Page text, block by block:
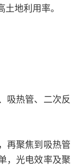
地利用率。
吸热管、二次反
再聚焦到吸热管
，光电效率及聚